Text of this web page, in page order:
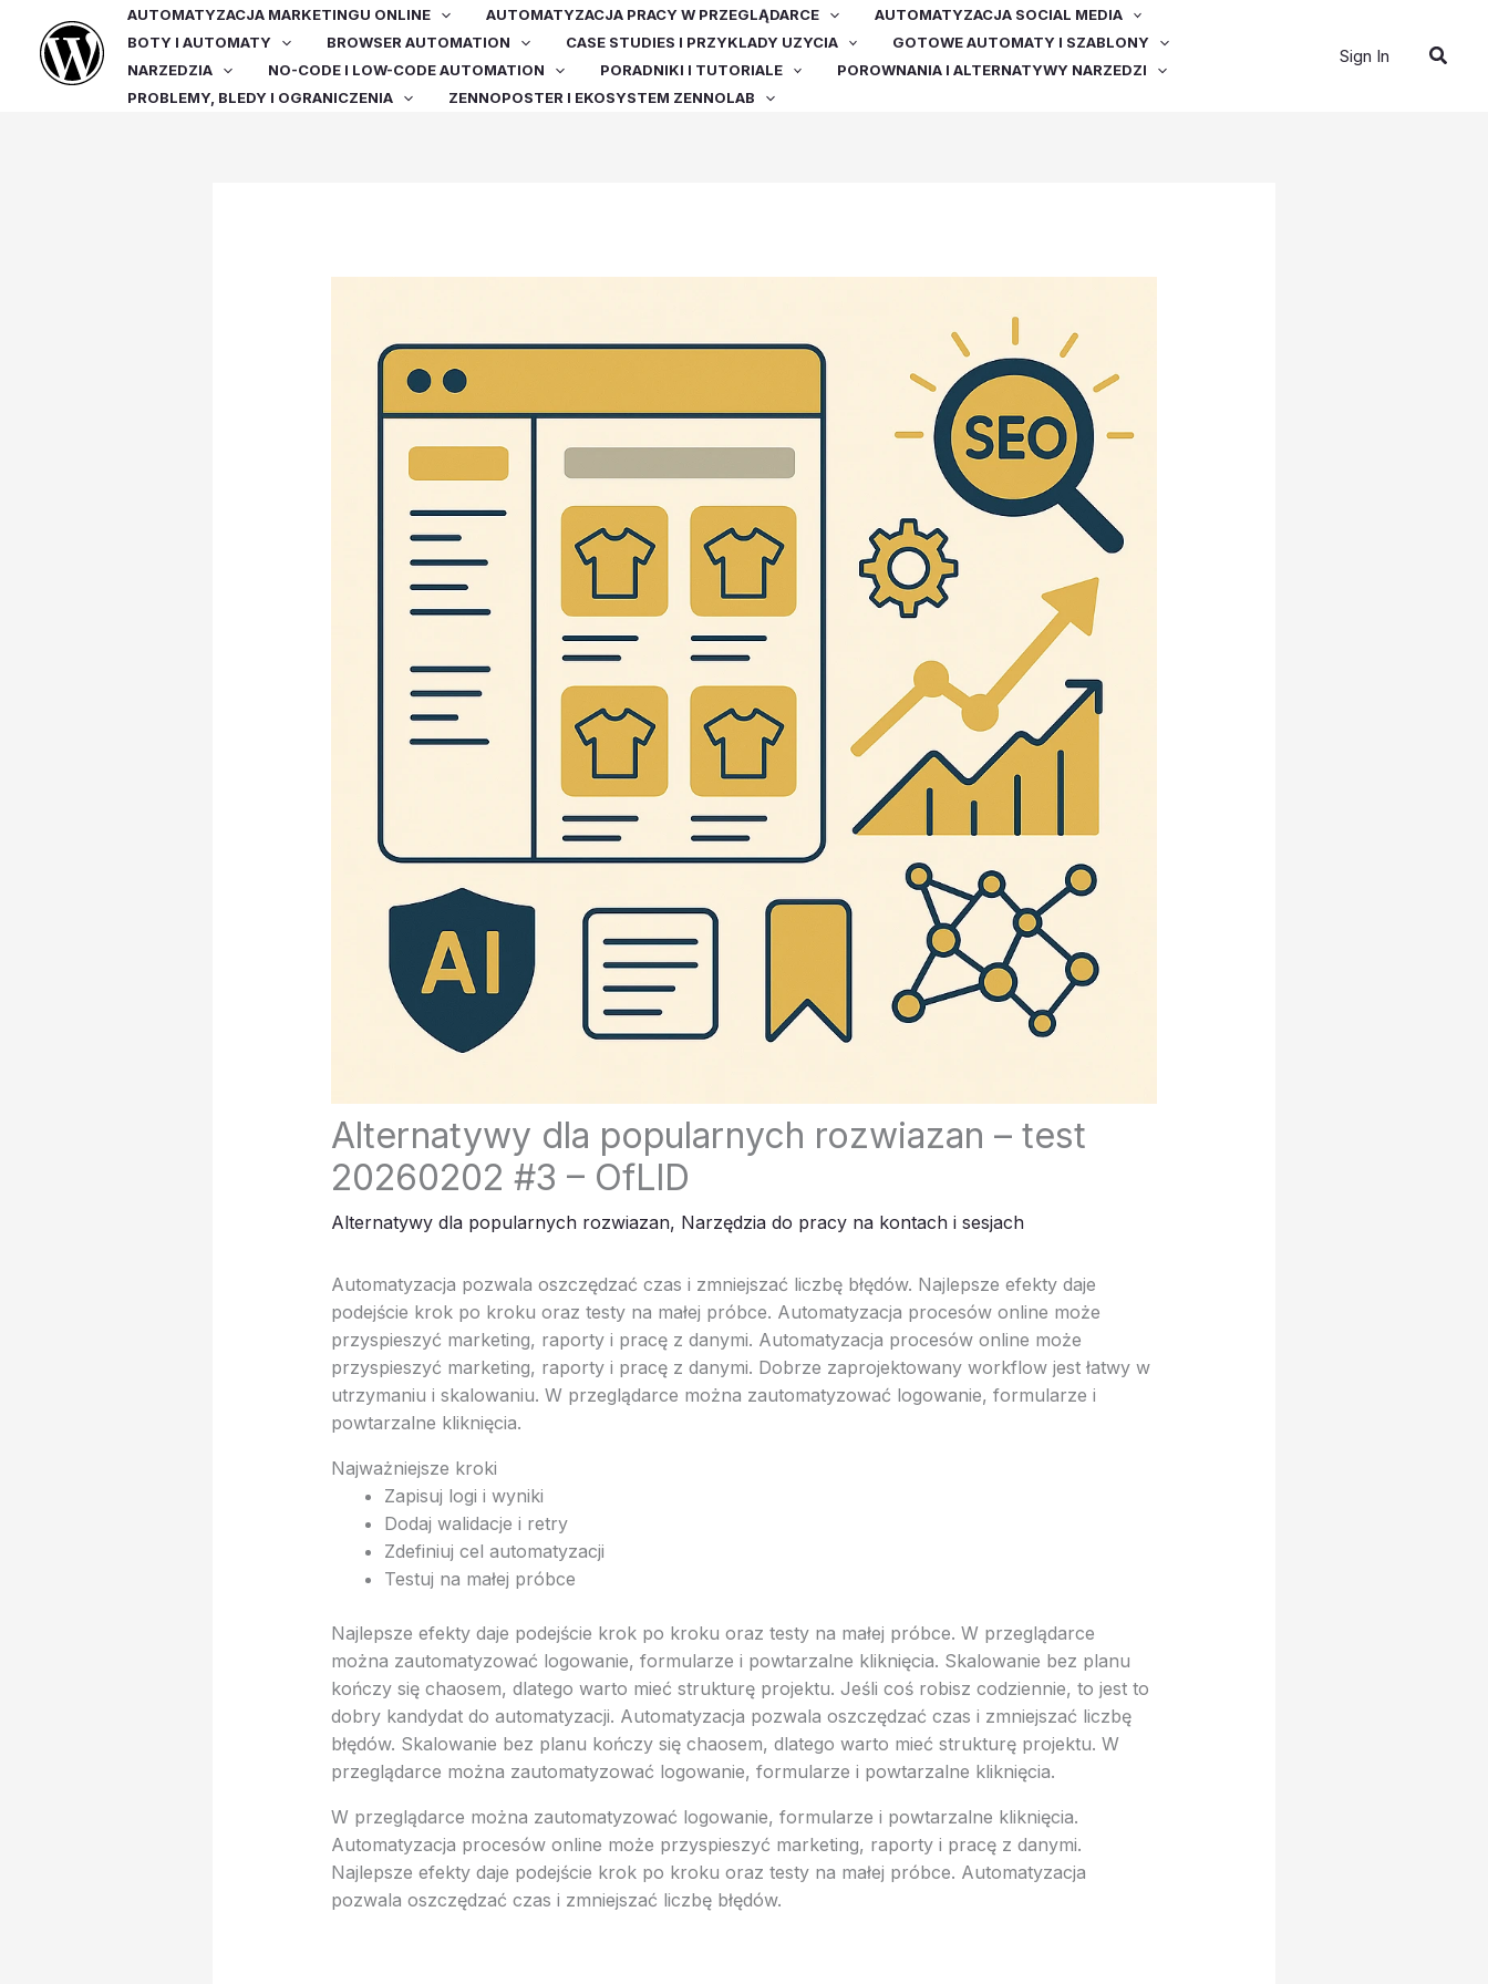
treści
AUTOMATYZACJA MARKETINGU ONLINE AUTOMATYZACJA PRACY W PRZEGLĄDARCE
AUTOMATYZACJA SOCIAL MEDIA
BOTY I AUTOMATY
BROWSER AUTOMATION CASE STUDIES I PRZYKLADY UZYCIA
GOTOWE AUTOMATY I SZABLONY
NARZEDZIA
NO-CODE I LOW-CODE AUTOMATION PORADNIKI I TUTORIALE
POROWNANIA I ALTERNATYWY NARZEDZI
PROBLEMY, BLEDY I OGRANICZENIA
ZENNOPOSTER I EKOSYSTEM ZENNOLAB
Sign In Szukaj
Alternatywy dla popularnych rozwiazan – test
20260202 #3 – OfLlD
Alternatywy dla popularnych rozwiazan, Narzędzia do pracy na kontach i sesjach
Automatyzacja pozwala oszczędzać czas i zmniejszać liczbę błędów. Najlepsze efekty daje
podejście krok po kroku oraz testy na małej próbce. Automatyzacja procesów online może
przyspieszyć marketing, raporty i pracę z danymi. Automatyzacja procesów online może
przyspieszyć marketing, raporty i pracę z danymi. Dobrze zaprojektowany workflow jest łatwy w
utrzymaniu i skalowaniu. W przeglądarce można zautomatyzować logowanie, formularze i
powtarzalne kliknięcia.
Najważniejsze kroki
Zapisuj logi i wyniki
Dodaj walidacje i retry
Zdefiniuj cel automatyzacji
Testuj na małej próbce
Najlepsze efekty daje podejście krok po kroku oraz testy na małej próbce. W przeglądarce
można zautomatyzować logowanie, formularze i powtarzalne kliknięcia. Skalowanie bez planu
kończy się chaosem, dlatego warto mieć strukturę projektu. Jeśli coś robisz codziennie, to jest to
dobry kandydat do automatyzacji. Automatyzacja pozwala oszczędzać czas i zmniejszać liczbę
błędów. Skalowanie bez planu kończy się chaosem, dlatego warto mieć strukturę projektu. W
przeglądarce można zautomatyzować logowanie, formularze i powtarzalne kliknięcia.
W przeglądarce można zautomatyzować logowanie, formularze i powtarzalne kliknięcia.
Automatyzacja procesów online może przyspieszyć marketing, raporty i pracę z danymi.
Najlepsze efekty daje podejście krok po kroku oraz testy na małej próbce. Automatyzacja
pozwala oszczędzać czas i zmniejszać liczbę błędów.